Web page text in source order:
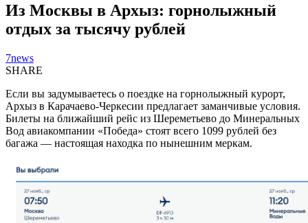
Из Москвы в Архыз: горнолыжный
отдых за тысячу рублей
7news
SHARE
Если вы задумываетесь о поездке на горнолыжный курорт,
Архыз в Карачаево-Черкесии предлагает заманчивые условия.
Билеты на ближайший рейс из Шереметьево до Минеральных
Вод авиакомпании «Победа» стоят всего 1099 рублей без
багажа — настоящая находка по нынешним меркам.